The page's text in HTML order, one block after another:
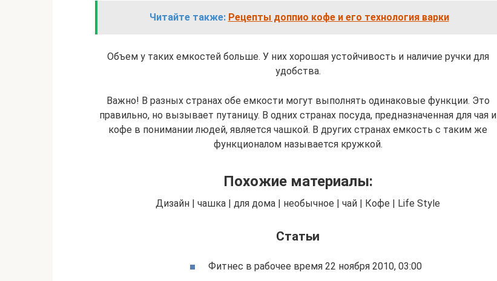
Читайте также: Рецепты доппио кофе и его технология варки
Объем у таких емкостей больше. У них хорошая устойчивость и наличие ручки для
удобства.
Важно! В разных странах обе емкости могут выполнять одинаковые функции. Это
правильно, но вызывает путаницу. В одних странах посуда, предназначенная для чая и
кофе в понимании людей, является чашкой. В других странах емкость с таким же
функционалом называется кружкой.
Похожие материалы:
Дизайн | чашка | для дома | необычное | чай | Кофе | Life Style
Статьи
Фитнес в рабочее время 22 ноября 2010, 03:00